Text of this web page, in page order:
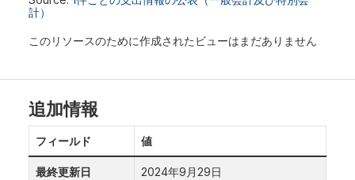
計）
このリソースのために作成されたビューはまだありません
追加情報
フィールド 値
最終更新日 2024年9月29日